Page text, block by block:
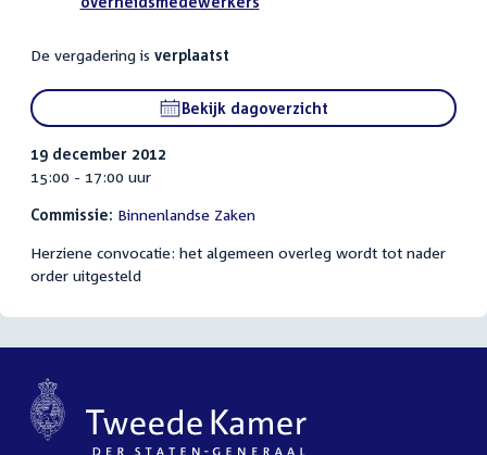
commissie
activiteit
De vergadering is verplaatst
Bekijk dagoverzicht
19 december 2012
15:00 - 17:00 uur
Commissie: Binnenlandse Zaken
Herziene convocatie: het algemeen overleg wordt tot nader
order uitgesteld